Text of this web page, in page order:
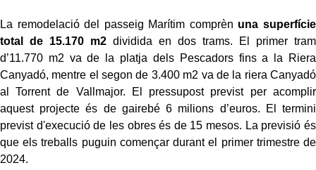
La remodelació del passeig Marítim comprèn una superfície
total de 15.170 m2dividida en dos trams. El primer tram
d’11.770 m2 va de la platja dels Pescadors fins a la Riera
Canyadó, mentre el segon de 3.400 m2 va de la riera Canyadó
al Torrent de Vallmajor. El pressupost previst per acomplir
aquest projecte és de gairebé 6 milions d’euros. El termini
previst d'execució de les obres és de 15 mesos. La previsió és
que els treballs puguin començar durant el primer trimestre de
2024.